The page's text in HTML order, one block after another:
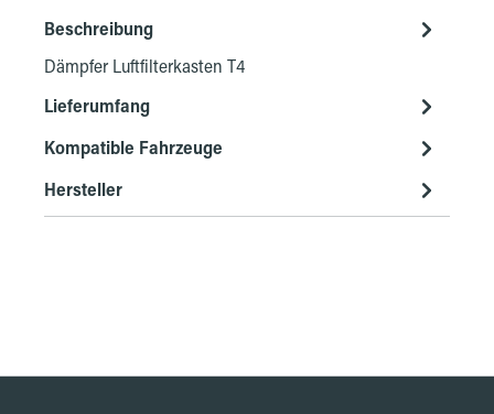
Beschreibung
Dämpfer Luftfilterkasten T4
Lieferumfang
Kompatible Fahrzeuge
Hersteller